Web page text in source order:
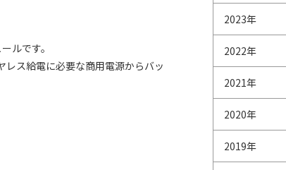
ルです。
レス給電に必要な商用電源からバッ
2023年
2022年
2021年
2020年
2019年